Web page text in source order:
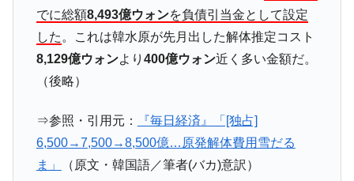
は韓国で『BYD』車は売れている。6カ月で対前年同期比
1.9倍！
『Money1』
在韓米国大使スティールが着韓！⇒ さっそ
く空港に詰めかけ「出て行け！」「極右勢力」のプラカー
ドを掲げる「在韓反米勢力」
『Money1』
韓国政府「2035年までに18.4GW規模のAIデ
ータセンター整備」⇒ だから無理だってば。
『Money1』
JPモルガン「韓国レバレッジETFの清算は
ほぼ終わった」
でに総額8,493億ウォンを負債引当金として設定
した 。これは韓水原が先月出した解体推定コスト
8,129億ウォンより 400億ウォン近く多い金額だ。
（後略）
⇒参照・引用元：
『毎日経済』「[独占]
6,500→7,500→8,500億…原発解体費用雪だる
ま」
（原文・韓国語／筆者(バカ)意訳）